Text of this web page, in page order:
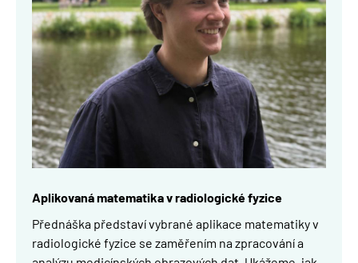
Aplikovaná matematika v radiologické fyzice
Přednáška představí vybrané aplikace matematiky v
radiologické fyzice se zaměřením na zpracování a